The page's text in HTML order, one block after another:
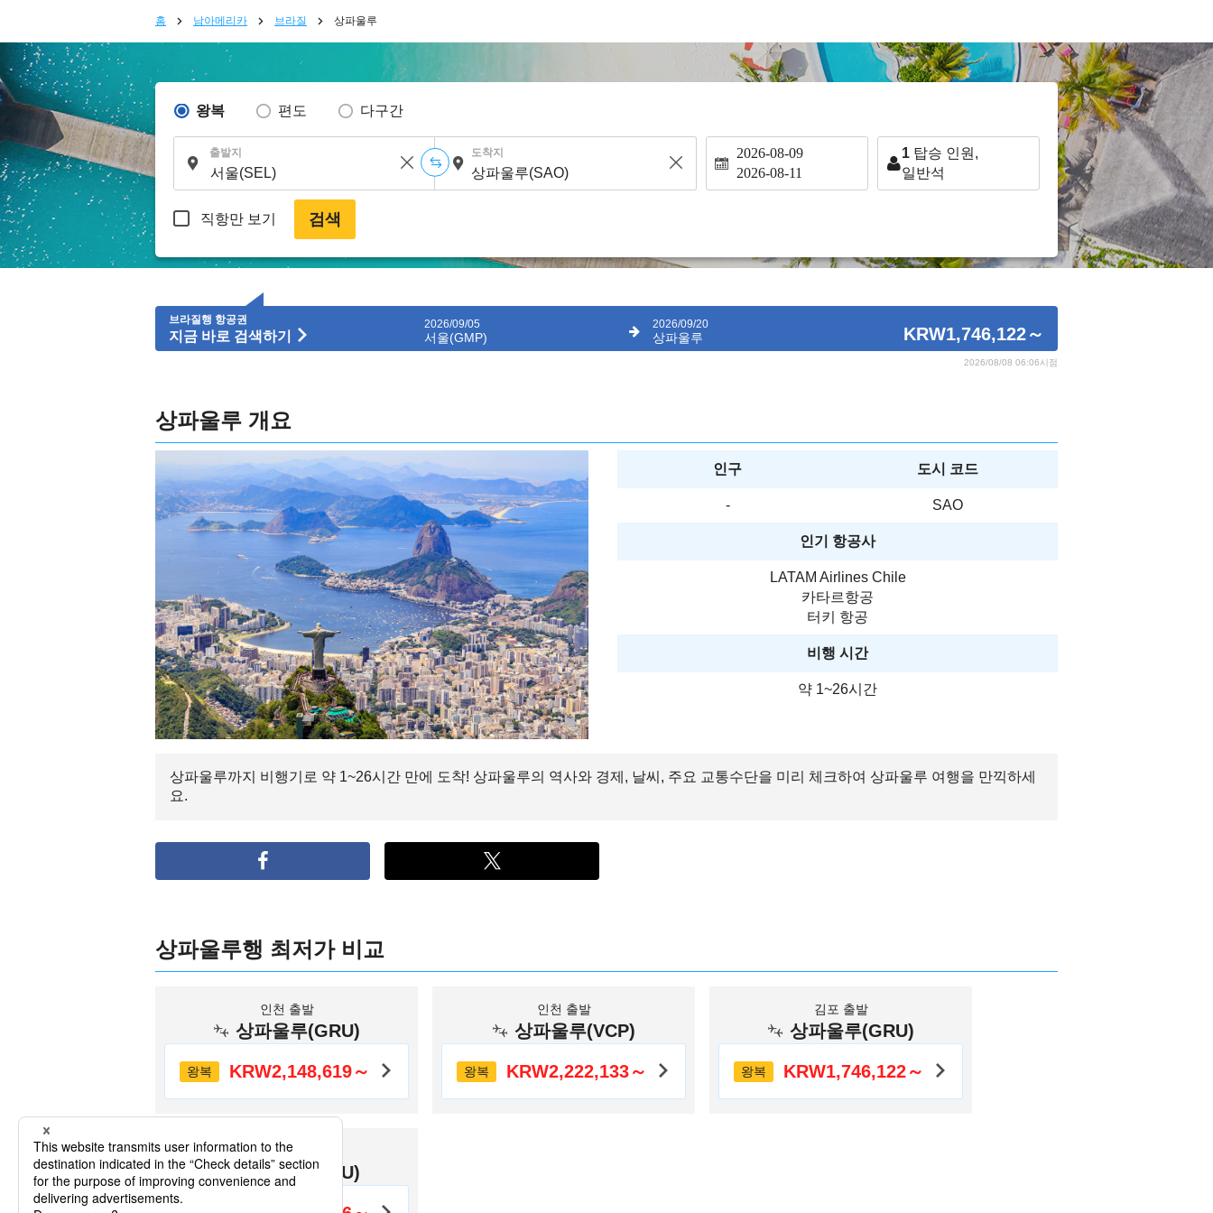
홈 남아메리카 브라질 상파울루
왕복 편도 다구간
출발지 도착지 2026-08-09
2026-08-11
1 탑승 인원,
일반석
직항만 보기 검색
브라질행 항공권
지금 바로 검색하기
2026/09/05
서울(GMP)
2026/09/20
상파울루 KRW1,746,122～
2026/08/08 06:06시점
상파울루 개요
인구 도시 코드
- SAO
인기 항공사
LATAM Airlines Chile
카타르항공
터키 항공
비행 시간
약 1~26시간
상파울루까지 비행기로 약 1~26시간 만에 도착! 상파울루의 역사와 경제, 날씨, 주요 교통수단을 미리 체크하여 상파울루 여행을 만끽하세
요.
상파울루행 최저가 비교
인천 출발
상파울루(GRU)
왕복 KRW2,148,619～
인천 출발
상파울루(VCP)
왕복 KRW2,222,133～
김포 출발
상파울루(GRU)
왕복 KRW1,746,122～
김해 국제 공항 출발
상파울루(GRU)